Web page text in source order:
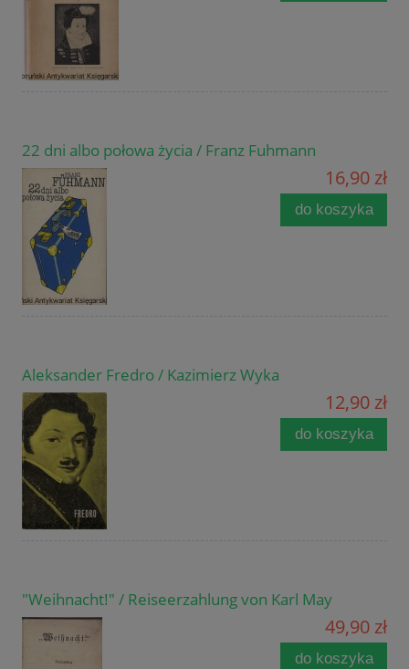
22 dni albo połowa życia / Franz Fuhmann
16,90 zł
do koszyka
Aleksander Fredro / Kazimierz Wyka
12,90 zł
do koszyka
"Weihnacht!" / Reiseerzahlung von Karl May
49,90 zł
do koszyka